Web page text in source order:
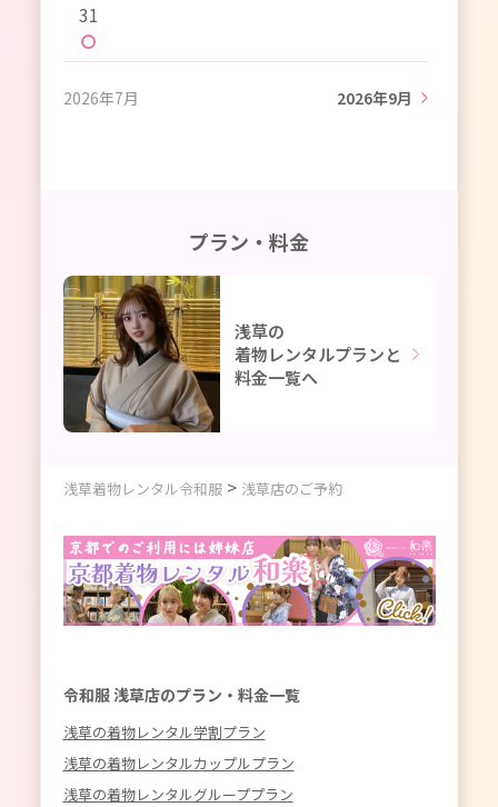
31
〇
2026年7月 2026年9月
プラン・料金
浅草の
着物レンタルプランと
料金一覧へ
浅草着物レンタル令和服> 浅草店のご予約
令和服 浅草店のプラン・料金一覧
浅草の着物レンタル学割プラン
浅草の着物レンタルカップルプラン
浅草の着物レンタルグループプラン